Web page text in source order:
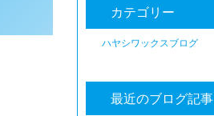
カテゴリー
ハヤシワックスブログ
最近のブログ記事